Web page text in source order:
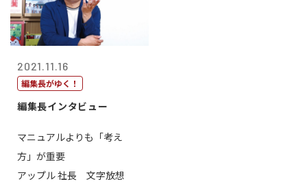
2021.11.16
編集長がゆく！
編集長インタビュー
マニュアルよりも「考え
方」が重要
アップル 社長 文字放想